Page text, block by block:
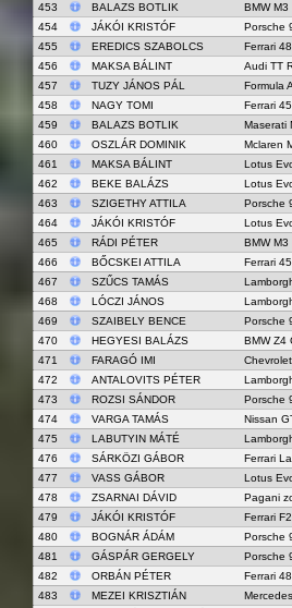
453
BALAZS BOTLIK
BMW M3
454
JÁKÓI KRISTÓF
Porsche
455
EREDICS SZABOLCS
Ferrari
456
MAKSA BÁLINT
Audi TT
457
TUZY JÁNOS PÁL
Formula
458
NAGY TOMI
Ferrari
459
BALAZS BOTLIK
Maserati
460
OSZLÁR DOMINIK
Mclaren
461
MAKSA BÁLINT
Lotus
462
BEKE BALÁZS
Lotus
463
SZIGETHY ATTILA
Porsche
464
JÁKÓI KRISTÓF
Lotus
465
RÁDI PÉTER
BMW M3
466
BŐCSKEI ATTILA
Ferrari
467
SZŰCS TAMÁS
468
LÓCZI JÁNOS
469
SZAIBELY BENCE
Porsche
470
HEGYESI BALÁZS
BMW Z4
471
FARAGÓ IMI
472
ANTALOVITS PÉTER
473
ROZSI SÁNDOR
Porsche
474
VARGA TAMÁS
Nissan
475
LABUTYIN MÁTÉ
476
SÁRKÖZI GÁBOR
Ferrari
477
VASS GÁBOR
Lotus
478
ZSARNAI DÁVID
Pagani
479
JÁKÓI KRISTÓF
Ferrari
480
BOGNÁR ÁDÁM
Porsche
481
GÁSPÁR GERGELY
Porsche
482
ORBÁN PÉTER
Ferrari
483
MEZEI KRISZTIÁN